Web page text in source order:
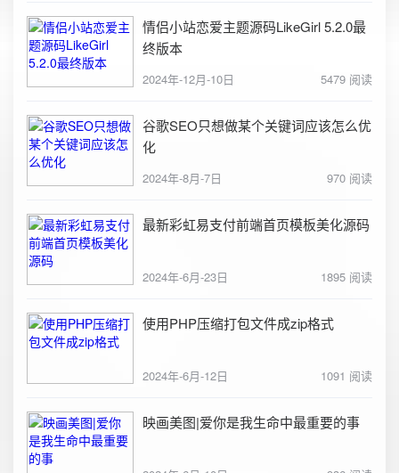
情侣小站恋爱主题源码LikeGirl 5.2.0最
终版本
2024年-12月-10日 5479 阅读
谷歌SEO只想做某个关键词应该怎么优
化
2024年-8月-7日 970 阅读
最新彩虹易支付前端首页模板美化源码
2024年-6月-23日 1895 阅读
使用PHP压缩打包文件成zip格式
2024年-6月-12日 1091 阅读
映画美图|爱你是我生命中最重要的事